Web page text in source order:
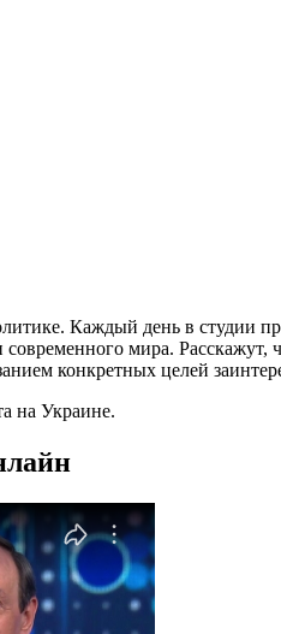
Каждый день в студии
мира. Расскажут,
конкретных целей
на Украине.